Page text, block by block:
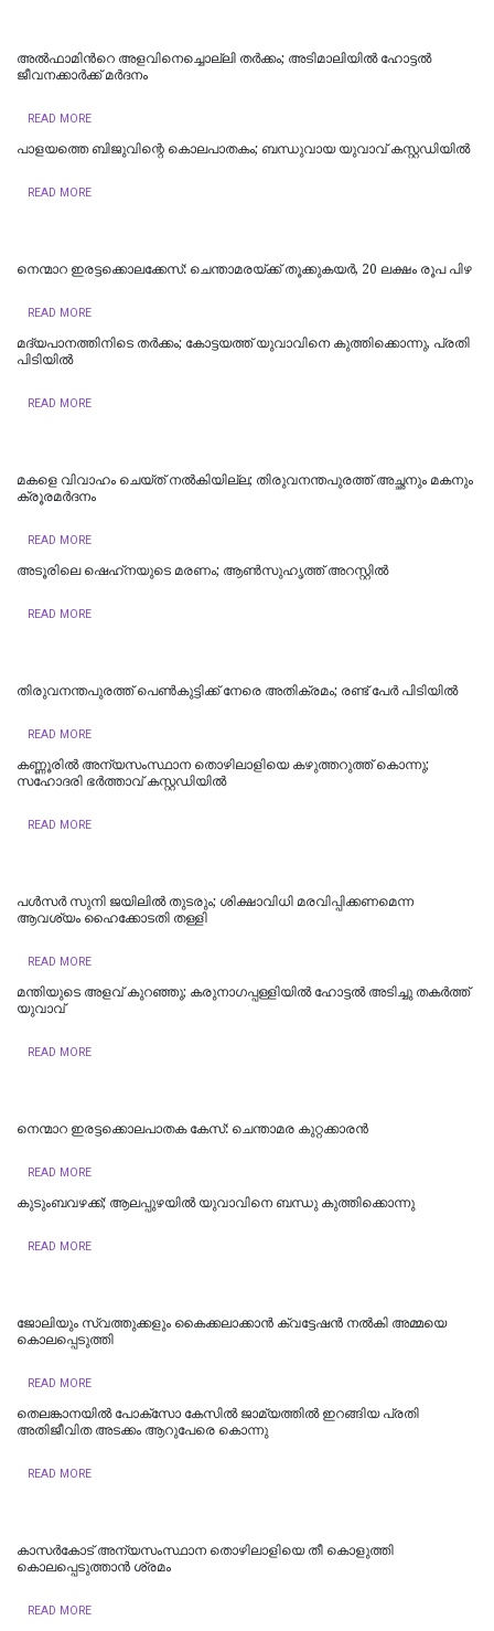
അൽഫാമിന്‍റെ അളവിനെച്ചൊല്ലി തർക്കം; അടിമാലിയിൽ ഹോട്ടല്‍
ജീവനക്കാര്‍ക്ക് മര്‍ദനം
READ MORE
പാളയത്തെ ബിജുവിന്റെ കൊലപാതകം; ബന്ധുവായ യുവാവ് കസ്റ്റഡിയില്‍
READ MORE
നെന്മാറ ഇരട്ടക്കൊലക്കേസ്: ചെന്താമരയ്ക്ക് തൂക്കുകയർ, 20 ലക്ഷം രൂപ പിഴ
READ MORE
മദ്യപാനത്തിനിടെ തര്‍ക്കം; കോട്ടയത്ത് യുവാവിനെ കുത്തിക്കൊന്നു, പ്രതി
പിടിയില്‍
READ MORE
മകളെ വിവാഹം ചെയ്ത് നൽകിയില്ല; തിരുവനന്തപുരത്ത് അച്ഛനും മകനും
ക്രൂരമര്‍ദനം
READ MORE
അടൂരിലെ ഷെഹ്‌നയുടെ മരണം; ആണ്‍സുഹൃത്ത് അറസ്റ്റില്‍
READ MORE
തിരുവനന്തപുരത്ത് പെൺകുട്ടിക്ക് നേരെ അതിക്രമം; രണ്ട് പേർ പിടിയിൽ
READ MORE
കണ്ണൂരിൽ അന്യസംസ്ഥാന തൊഴിലാളിയെ കഴുത്തറുത്ത് കൊന്നു;
സഹോദരി ഭർത്താവ് കസ്റ്റഡിയിൽ
READ MORE
പള്‍സര്‍ സുനി ജയിലില്‍ തുടരും; ശിക്ഷാവിധി മരവിപ്പിക്കണമെന്ന
ആവശ്യം ഹൈക്കോടതി തള്ളി
READ MORE
മന്തിയുടെ അളവ് കുറഞ്ഞു; കരുനാ​ഗപ്പള്ളിയിൽ ഹോട്ടല്‍ അടിച്ചു തകര്‍ത്ത്
യുവാവ്
READ MORE
നെന്മാറ ഇരട്ടക്കൊലപാതക കേസ്: ചെന്താമര കുറ്റക്കാരൻ
READ MORE
കുടുംബവഴക്ക്; ആലപ്പുഴയില്‍ യുവാവിനെ ബന്ധു കുത്തിക്കൊന്നു
READ MORE
ജോലിയും സ്വത്തുക്കളും കൈക്കലാക്കാൻ ക്വട്ടേഷൻ നൽകി അമ്മയെ
കൊലപ്പെടുത്തി
READ MORE
തെലങ്കാനയിൽ പോക്‌സോ കേസില്‍ ജാമ്യത്തില്‍ ഇറങ്ങിയ പ്രതി
അതിജീവിത അടക്കം ആറുപേരെ കൊന്നു
READ MORE
കാസര്‍കോട് അന്യസംസ്ഥാന തൊഴിലാളിയെ തീ കൊളുത്തി
കൊലപ്പെടുത്താന്‍ ശ്രമം
READ MORE